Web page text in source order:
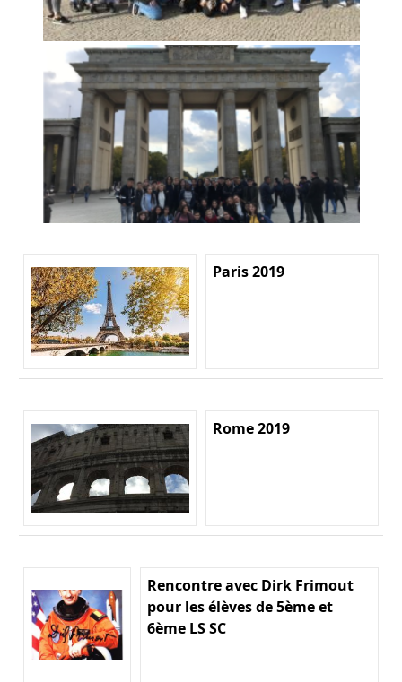
Paris 2019
Rome 2019
Rencontre avec Dirk Frimout
pour les élèves de 5ème et
6ème LS SC